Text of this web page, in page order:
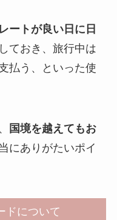
レートが良い日に日
ておき、旅行中は
払う、といった使
国境を越えてもお
にありがたいポイ
ドについて